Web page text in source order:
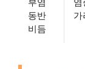
부염
동반
비듬
염
가